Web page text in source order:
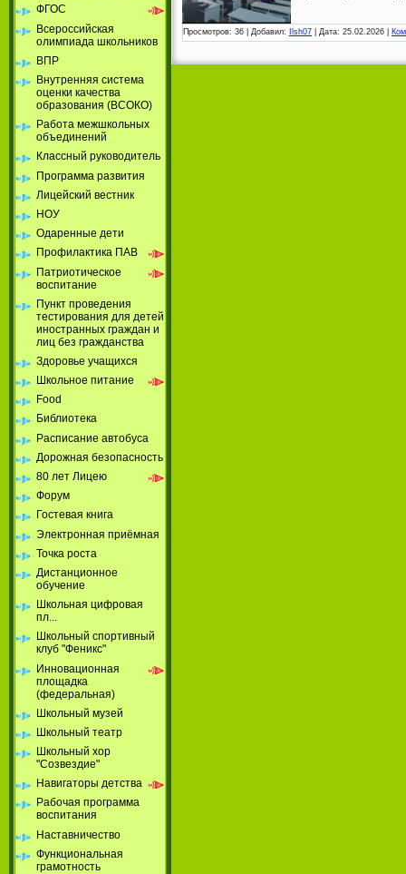
ФГОС
Всероссийская
олимпиада школьников
ВПР
Внутренняя система
оценки качества
образования (ВСОКО)
Работа межшкольных
объединений
Классный руководитель
Программа развития
Лицейский вестник
НОУ
Одаренные дети
Профилактика ПАВ
Патриотическое
воспитание
Пункт проведения
тестирования для детей
иностранных граждан и
лиц без гражданства
Здоровье учащихся
Школьное питание
Food
Библиотека
Расписание автобуса
Дорожная безопасность
80 лет Лицею
Форум
Гостевая книга
Электронная приёмная
Точка роста
Дистанционное
обучение
Школьная цифровая
пл...
Школьный спортивный
клуб "Феникс"
Инновационная
площадка
(федеральная)
Школьный музей
Школьный театр
Школьный хор
"Созвездие"
Навигаторы детства
Рабочая программа
воспитания
Наставничество
Функциональная
грамотность
Просмотров: 36 Добавил: Ilsh07 Дата: 25.02.2026